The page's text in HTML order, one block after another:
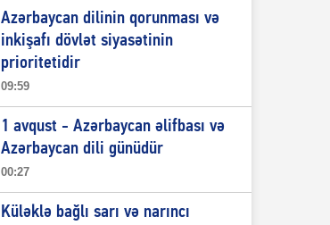
Azərbaycan dilinin qorunması və
inkişafı dövlət siyasətinin
prioritetidir
09:59
1 avqust - Azərbaycan əlifbası və
Azərbaycan dili günüdür
00:27
Küləklə bağlı sarı və narıncı